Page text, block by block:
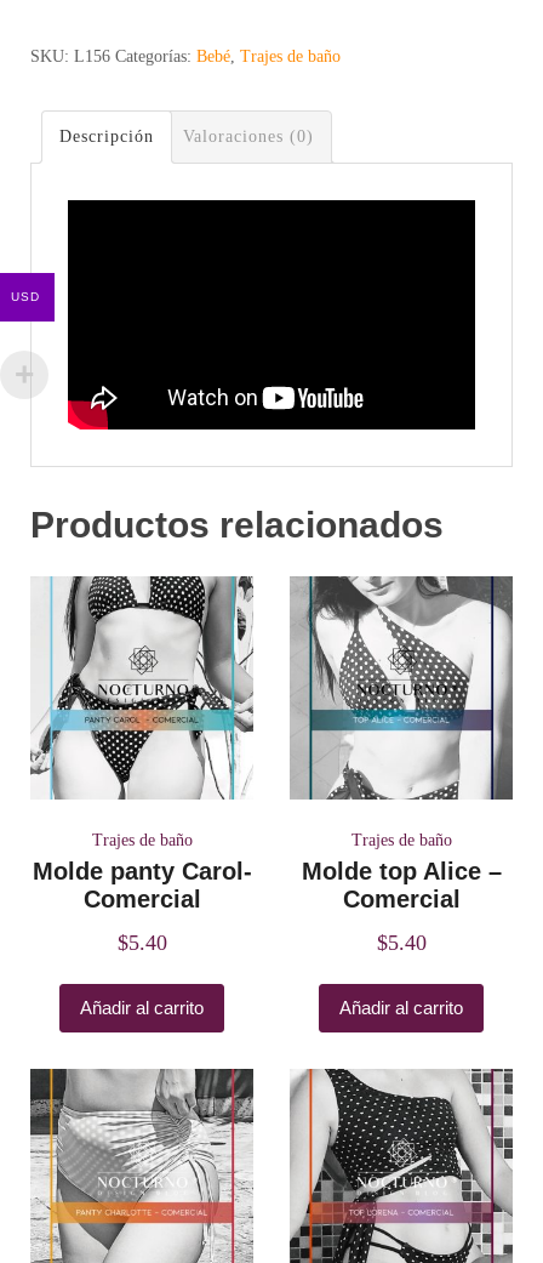
-
cantidad
SKU: L156 Categorías: Bebé, Trajes de baño
Descripción Valoraciones (0)
Productos relacionados
Trajes de baño
Molde panty Carol-
Comercial
$5.40
Añadir al carrito
Trajes de baño
Molde top Alice –
Comercial
$5.40
Añadir al carrito
USD